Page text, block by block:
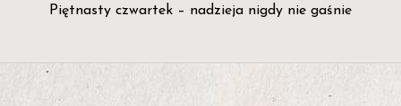
Piętnasty czwartek – nadzieja nigdy nie gaśnie